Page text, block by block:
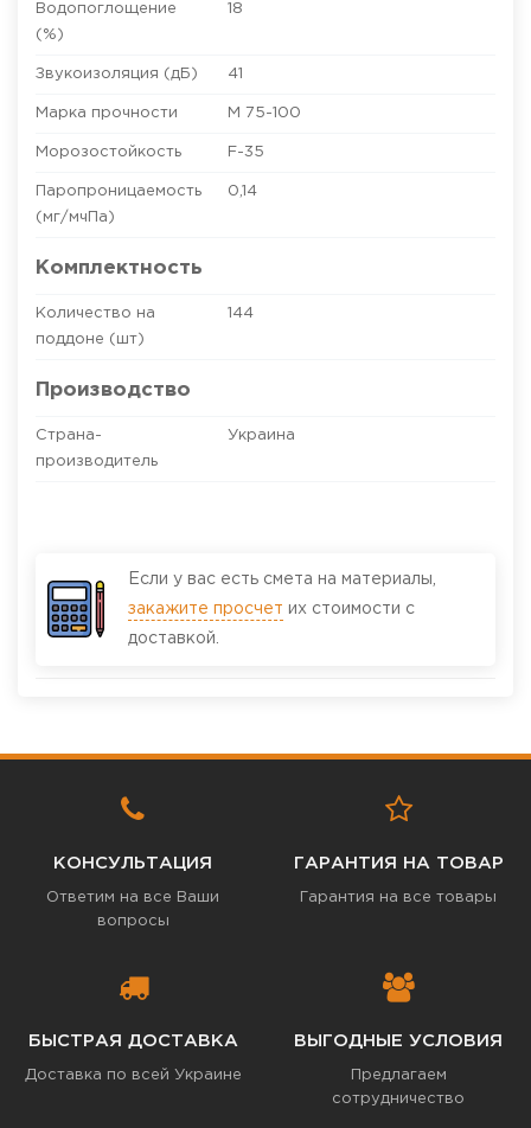
Водопоглощение
(%)
18
Звукоизоляция (дБ) 41
Марка прочности М 75-100
Морозостойкость F-35
Паропроницаемость
(мг/мчПа)
0,14
Комплектность
Количество на
поддоне (шт)
144
Производство
Страна-
производитель
Украина
Если у вас есть смета на материалы,
закажите просчет их стоимости с
доставкой.
КОНСУЛЬТАЦИЯ
Ответим на все Ваши
вопросы
ГАРАНТИЯ НА ТОВАР
Гарантия на все товары
БЫСТРАЯ ДОСТАВКА
Доставка по всей Украине
ВЫГОДНЫЕ УСЛОВИЯ
Предлагаем
сотрудничество